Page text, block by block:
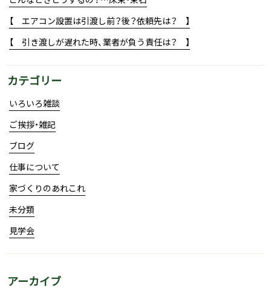
【 エアコン設置は引渡し前？後？依頼先は？ 】
【 引き渡しが遅れた時、業者が負う責任は？ 】
カテゴリー
いろいろ雑談
ご挨拶・雑記
ブログ
仕事について
家づくりのあれこれ
未分類
見学会
アーカイブ